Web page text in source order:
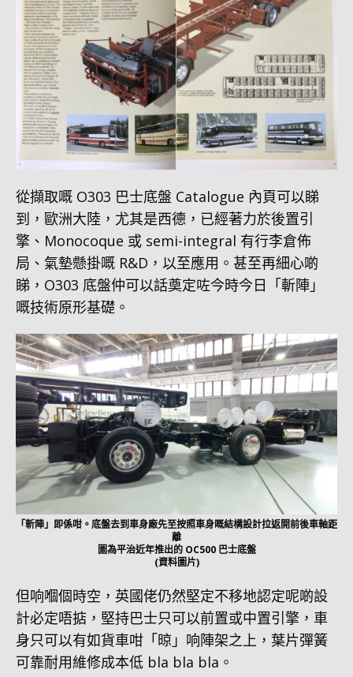
從擷取嘅 O303 巴士底盤 Catalogue 內頁可以睇
到，歐洲大陸，尤其是西德，已經著力於後置引
擎、Monocoque 或 semi-integral 有行李倉佈
局、氣墊懸掛嘅 R&D，以至應用。甚至再細心啲
睇，O303 底盤仲可以話奠定咗今時今日「斬陣」
嘅技術原形基礎。
「斬陣」即係咁。底盤去到車身廠先至按照車身嘅結構設計拉返開前後車軸距
離
圖為平治近年推出的 OC500 巴士底盤
(資料圖片)
但响嗰個時空，英國佬仍然堅定不移地認定呢啲設
計必定唔掂，堅持巴士只可以前置或中置引擎，車
身只可以有如貨車咁「晾」响陣架之上，葉片彈簧
可靠耐用維修成本低 bla bla bla。